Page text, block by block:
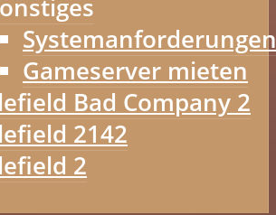
Systemanforderungen
Gameserver mieten
Bad Company 2
2142
2